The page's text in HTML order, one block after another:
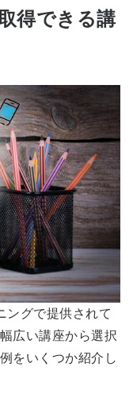
得できる講
ングで提供されて
広い講座から選択
をいくつか紹介し